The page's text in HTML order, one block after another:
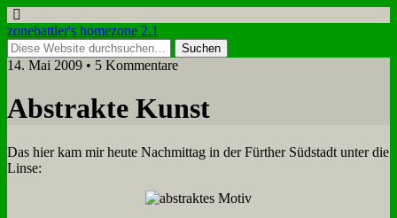
zonebattler's homezone 2.1
14. Mai 2009 • 5 Kommentare
Ab­strak­te Kunst
Das hier kam mir heu­te Nach­mit­tag in der Für­ther Süd­stadt un­ter die
Lin­se: